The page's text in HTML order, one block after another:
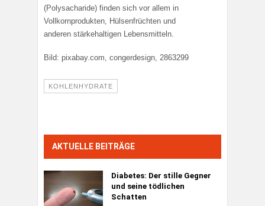
(Polysacharide) finden sich vor allem in
Vollkornprodukten, Hülsenfrüchten und
anderen stärkehaltigen Lebensmitteln.
Bild: pixabay.com, congerdesign, 2863299
KOHLENHYDRATE
AKTUELLE BEITRÄGE
Diabetes: Der stille Gegner
und seine tödlichen
Schatten